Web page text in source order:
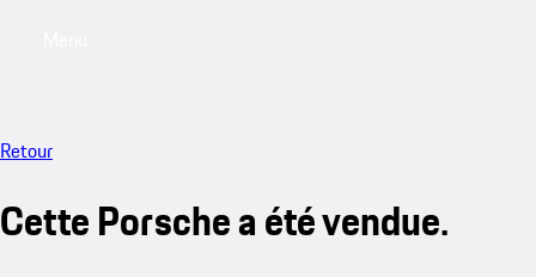
Retour
Cette Porsche a été vendue.